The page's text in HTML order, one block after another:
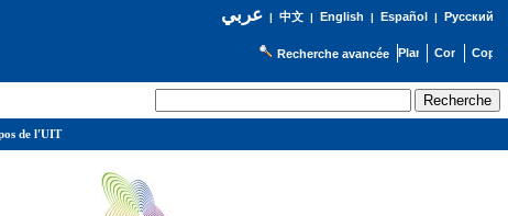
عربي| 中文| English | Español | Русский
Recherche avancée
de l'UIT